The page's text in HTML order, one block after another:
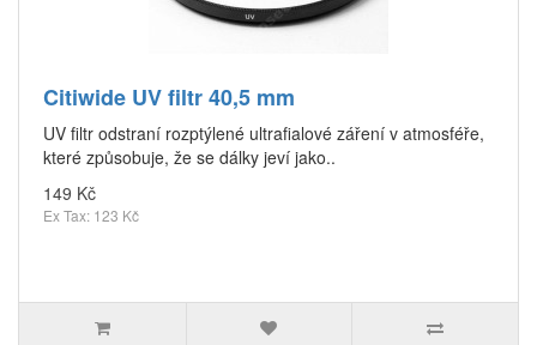
Citiwide UV filtr 40,5 mm
UV filtr odstraní rozptýlené ultrafialové záření v atmosféře,
které způsobuje, že se dálky jeví jako..
149 Kč
Ex Tax: 123 Kč